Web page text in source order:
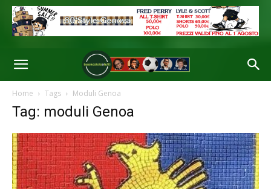
Home Tags Moduli Genoa
Tag: moduli Genoa